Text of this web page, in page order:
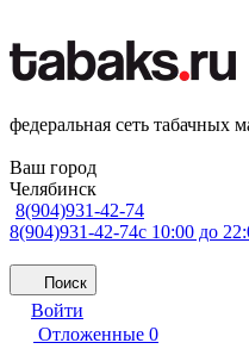
федеральная сеть табачных
Ваш город
Челябинск
8(904)931-42-74
8(904)931-42-74с 10:00 до
Поиск
Войти
Отложенные 0